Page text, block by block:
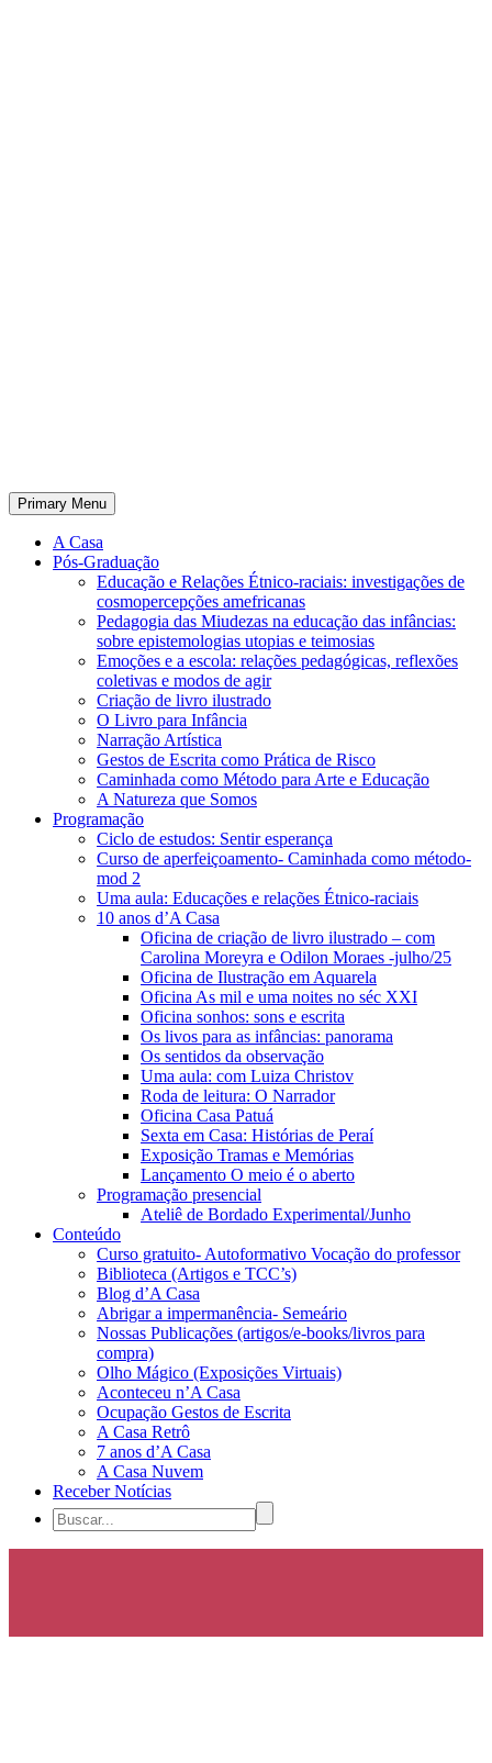
Primary Menu
A Casa
Pós-Graduação
Educação e Relações Étnico-raciais: investigações de
cosmopercepções amefricanas
Pedagogia das Miudezas na educação das infâncias:
sobre epistemologias utopias e teimosias
Emoções e a escola: relações pedagógicas, reflexões
coletivas e modos de agir
Criação de livro ilustrado
O Livro para Infância
Narração Artística
Gestos de Escrita como Prática de Risco
Caminhada como Método para Arte e Educação
A Natureza que Somos
Programação
Ciclo de estudos: Sentir esperança
Curso de aperfeiçoamento- Caminhada como método-
mod 2
Uma aula: Educações e relações Étnico-raciais
10 anos d’A Casa
Oficina de criação de livro ilustrado – com
Carolina Moreyra e Odilon Moraes -julho/25
Oficina de Ilustração em Aquarela
Oficina As mil e uma noites no séc XXI
Oficina sonhos: sons e escrita
Os livos para as infâncias: panorama
Os sentidos da observação
Uma aula: com Luiza Christov
Roda de leitura: O Narrador
Oficina Casa Patuá
Sexta em Casa: Histórias de Peraí
Exposição Tramas e Memórias
Lançamento O meio é o aberto
Programação presencial
Ateliê de Bordado Experimental/Junho
Conteúdo
Curso gratuito- Autoformativo Vocação do professor
Biblioteca (Artigos e TCC’s)
Blog d’A Casa
Abrigar a impermanência- Semeário
Nossas Publicações (artigos/e-books/livros para
compra)
Olho Mágico (Exposições Virtuais)
Aconteceu n’A Casa
Ocupação Gestos de Escrita
A Casa Retrô
7 anos d’A Casa
A Casa Nuvem
Receber Notícias